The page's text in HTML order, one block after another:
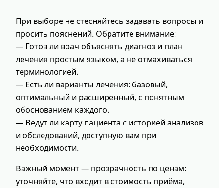
При выборе не стесняйтесь задавать вопросы и
просить пояснений. Обратите внимание:
— Готов ли врач объяснять диагноз и план
лечения простым языком, а не отмахиваться
терминологией.
— Есть ли варианты лечения: базовый,
оптимальный и расширенный, с понятным
обоснованием каждого.
— Ведут ли карту пациента с историей анализов
и обследований, доступную вам при
необходимости.
Важный момент — прозрачность по ценам:
уточняйте, что входит в стоимость приёма,